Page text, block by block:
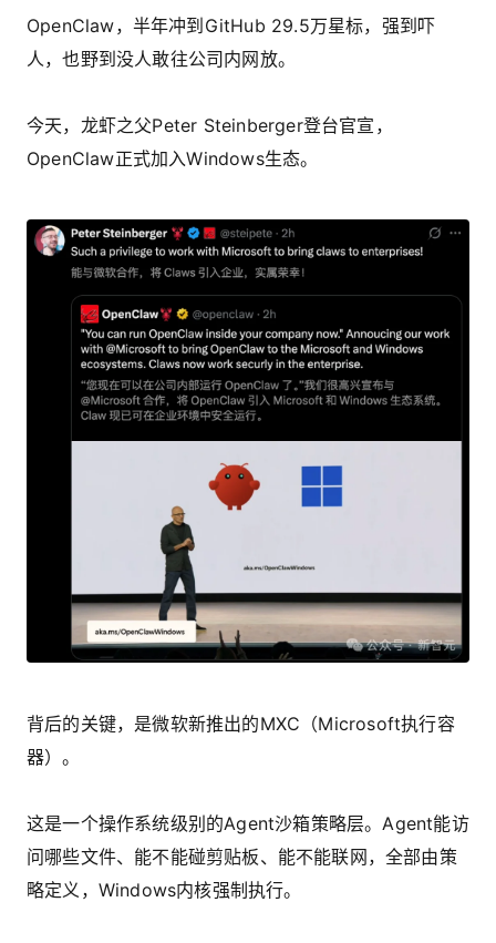
OpenClaw，半年冲到GitHub 29.5万星标，强到吓
人，也野到没人敢往公司内网放。
今天，龙虾之父Peter Steinberger登台官宣，
OpenClaw正式加入Windows生态。
背后的关键，是微软新推出的MXC（Microsoft执行容
器）。
这是一个操作系统级别的Agent沙箱策略层。Agent能访
问哪些文件、能不能碰剪贴板、能不能联网，全部由策
略定义，Windows内核强制执行。